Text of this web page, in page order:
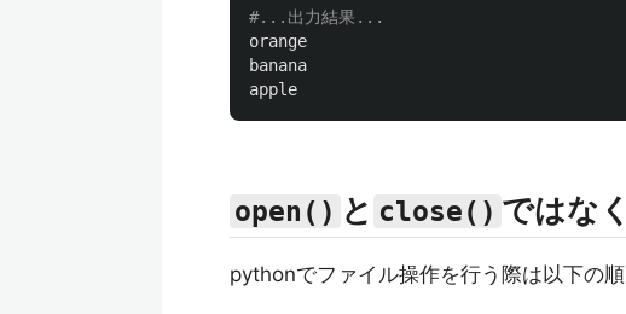
orange
banana
apple
open() と close() ではな
pythonでファイル操作を行う際は以下の順